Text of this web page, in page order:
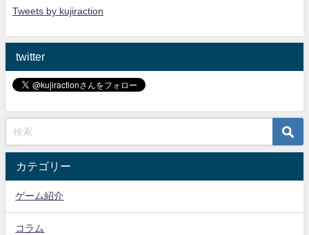
Tweets by kujiraction
twitter
カテゴリー
ゲーム紹介
コラム